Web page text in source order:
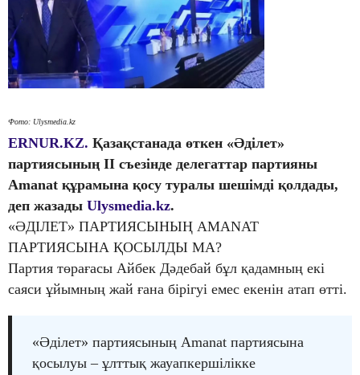
Фото: Ulysmedia.kz
ERNUR.KZ. Қазақстанада өткен «Әділет»
партиясының II съезінде делегаттар партияны
Amanat құрамына қосу туралы шешімді қолдады,
деп жазады Ulysmedia.kz.
«ӘДІЛЕТ» ПАРТИЯСЫНЫҢ AMANAT
ПАРТИЯСЫНА ҚОСЫЛДЫ МА?
Партия төрағасы Айбек Дәдебай бұл қадамның екі
саяси ұйымның жай ғана бірігуі емес екенін атап өтті.
«Әділет» партиясының Amanat партиясына
қосылуы – ұлттық жауапкершілікке